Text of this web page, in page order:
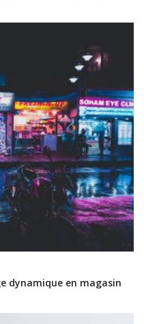
dynamique en magasin